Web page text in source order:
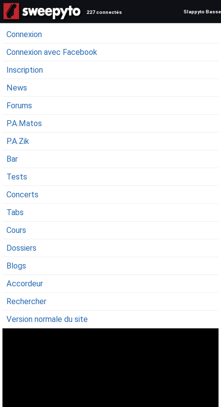
227 connectés Slappyto Basse
Connexion
Connexion avec Facebook
Inscription
News
Forums
P.A.Matos
P.A.Zik
Bar
Tests
Concerts
Tabs
Cours
Dossiers
Blogs
Accordeur
Rechercher
Version normale du site